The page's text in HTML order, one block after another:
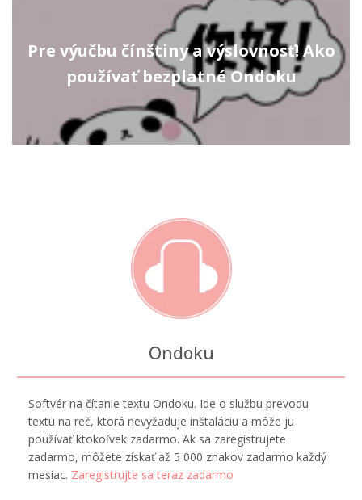
Pre výučbu čínštiny a výslovnosť! Ako
používať bezplatné Ondoku
Ondoku
Softvér na čítanie textu Ondoku. Ide o službu prevodu
textu na reč, ktorá nevyžaduje inštaláciu a môže ju
používať ktokoľvek zadarmo. Ak sa zaregistrujete
zadarmo, môžete získať až 5 000 znakov zadarmo každý
mesiac. Zaregistrujte sa teraz zadarmo